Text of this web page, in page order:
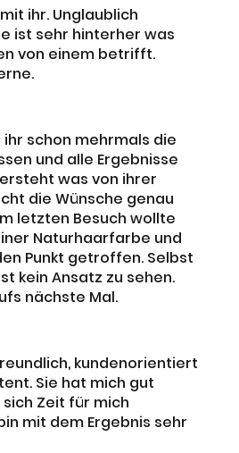
ihr. Unglaublich
ist sehr hinterher was
von einem betrifft.
schon mehrmals die
und alle Ergebnisse
was von ihrer
die Wünsche genau
letzten Besuch wollte
Naturhaarfarbe und
Punkt getroffen. Selbst
kein Ansatz zu sehen.
nächste Mal.
kundenorientiert
Sie hat mich gut
Zeit für mich
mit dem Ergebnis sehr